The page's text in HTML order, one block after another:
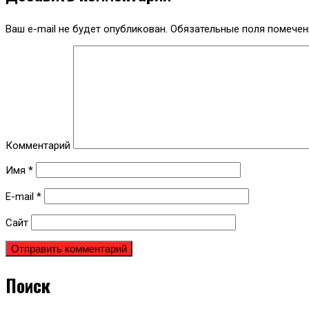
Ваш e-mail не будет опубликован. Обязательные поля
Комментарий
Имя *
E-mail *
Сайт
Поиск